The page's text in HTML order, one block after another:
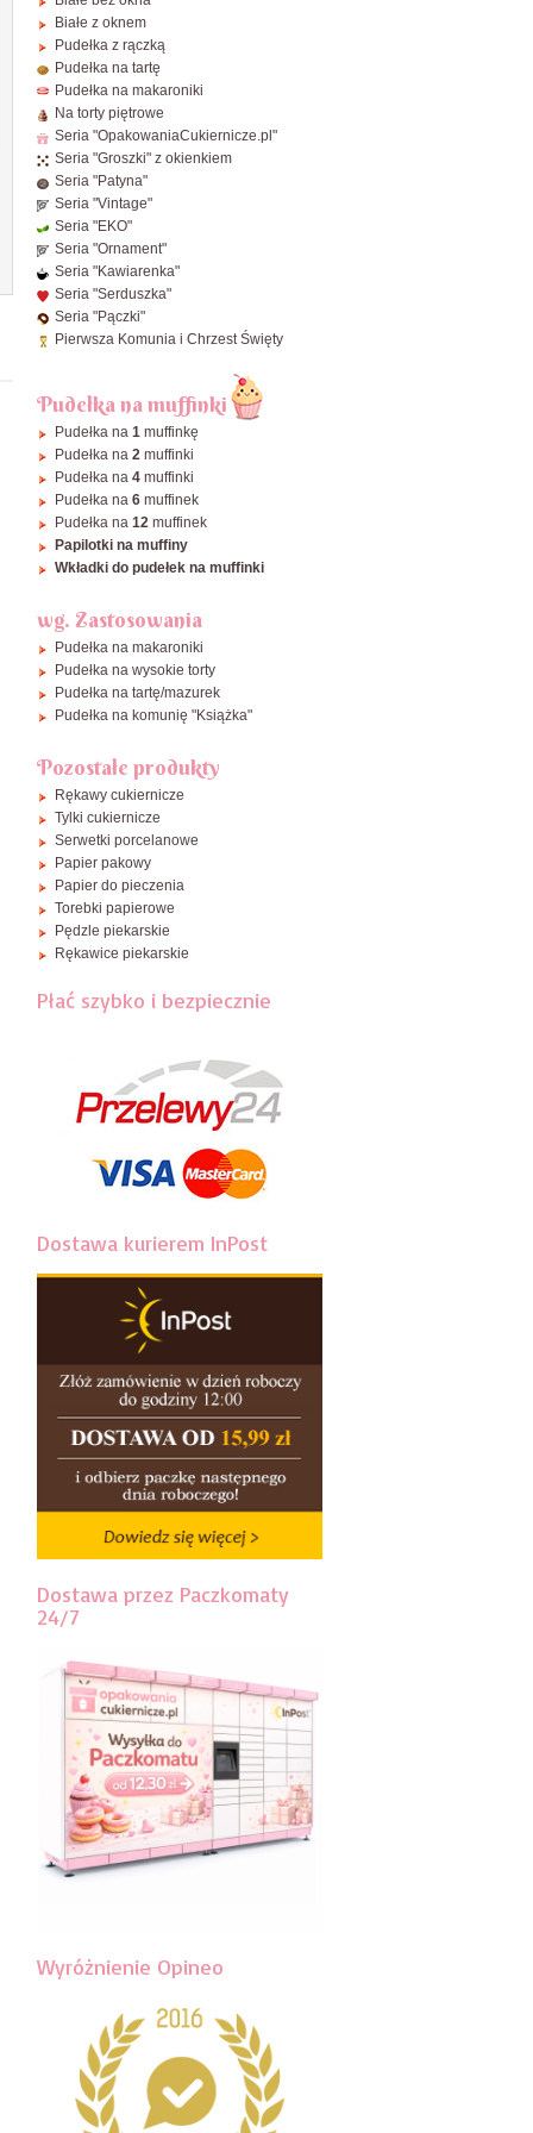
40x40x20 cm
ø24 cm
ø25 cm
ø26 cm
ø28 cm
ø30 cm
ø32 cm
ø34 cm
ø36 cm
ø38 cm
ø40 cm
Zobacz wszystkie Okrągłe
40x30 cm
45x35 cm
60x40 cm
38x8x2,5 cm - Makowiec / Rolady
Zobacz wszystkie Prostokątne
⌀ 35cm
⌀ 40cm
Białe z oknem
Pudełka z rączką
Pudełka na tartę
Pudełka na makaroniki
Na torty piętrowe
Seria "OpakowaniaCukiernicze.pl"
Seria "Groszki" z okienkiem
Seria "Patyna"
Seria "Vintage"
Seria "EKO"
Seria "Ornament"
Seria "Kawiarenka"
Seria "Serduszka"
Seria "Pączki"
Pierwsza Komunia i Chrzest Święty
Pudełka na muffinki
Pudełka na 1 muffinkę
Pudełka na 2 muffinki
Pudełka na 4 muffinki
Pudełka na 6 muffinek
Pudełka na 12 muffinek
Papilotki na muffiny
Wkładki do pudełek na muffinki
wg. Zastosowania
Pudełka na makaroniki
Pudełka na wysokie torty
Pudełka na tartę/mazurek
Pudełka na komunię "Książka"
Pozostałe produkty
Rękawy cukiernicze
Tylki cukiernicze
Serwetki porcelanowe
Papier pakowy
Papier do pieczenia
Torebki papierowe
Pędzle piekarskie
Rękawice piekarskie
Płać szybko i bezpiecznie
Dostawa kurierem InPost
Dostawa przez Paczkomaty
24/7
Wyróżnienie Opineo